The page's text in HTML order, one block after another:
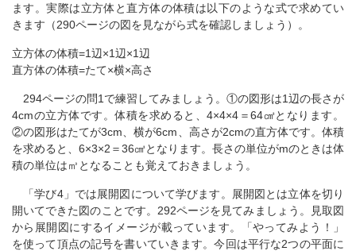
ます。実際は立方体と直方体の体積は以下のような式で求めてい
きます（290ページの図を見ながら式を確認しましょう）。
立方体の体積=1辺×1辺×1辺
直方体の体積=たて×横×高さ
294ページの問1で練習してみましょう。①の図形は1辺の長さが
4cmの立方体です。体積を求めると、4×4×4＝64㎤となります。
②の図形はたてが3cm、横が6cm、高さが2cmの直方体です。体積
を求めると、6×3×2＝36㎤となります。長さの単位がmのときは体
積の単位は㎥となることも覚えておきましょう。
「学び4」では展開図について学びます。展開図とは立体を切り
開いてできた図のことです。292ページを見てみましょう。見取図
から展開図にするイメージが載っています。「やってみよう！」
を使って頂点の記号を書いていきます。今回は平行な2つの平面に